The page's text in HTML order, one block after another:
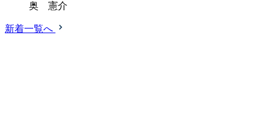
奥 憲介
新着一覧へ